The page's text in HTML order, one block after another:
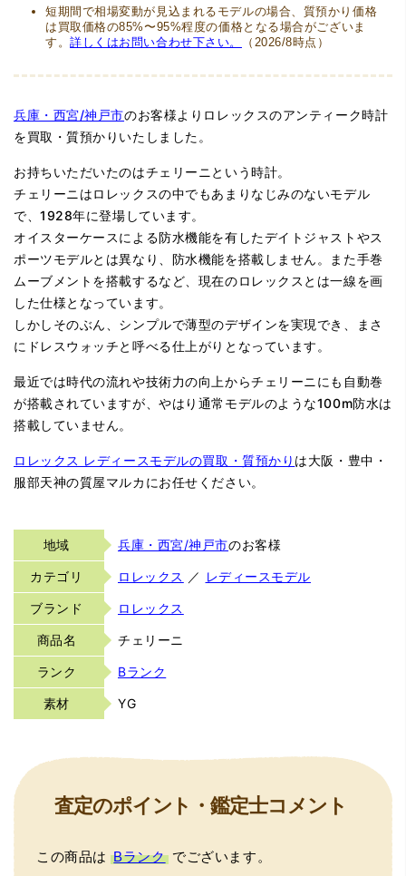
短期間で相場変動が見込まれるモデルの場合、質預かり価格
は買取価格の85%〜95%程度の価格となる場合がございま
す。詳しくはお問い合わせ下さい。 （2026/8時点）
兵庫・西宮/神戸市のお客様よりロレックスのアンティーク時計
を買取・質預かりいたしました。
お持ちいただいたのはチェリーニという時計。
チェリーニはロレックスの中でもあまりなじみのないモデル
で、1928年に登場しています。
オイスターケースによる防水機能を有したデイトジャストやス
ポーツモデルとは異なり、防水機能を搭載しません。また手巻
ムーブメントを搭載するなど、現在のロレックスとは一線を画
した仕様となっています。
しかしそのぶん、シンプルで薄型のデザインを実現でき、まさ
にドレスウォッチと呼べる仕上がりとなっています。
最近では時代の流れや技術力の向上からチェリーニにも自動巻
が搭載されていますが、やはり通常モデルのような100m防水は
搭載していません。
ロレックス レディースモデルの買取・質預かり は大阪・豊中・
服部天神の質屋マルカにお任せください。
地域 兵庫・西宮/神戸市のお客様
カテゴリ ロレックス ／ レディースモデル
ブランド ロレックス
商品名 チェリーニ
ランク Bランク
素材 YG
査定のポイント・鑑定士コメント
この商品はBランクでございます。